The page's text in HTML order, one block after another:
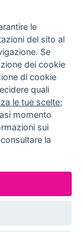
gli ordini
le
del sito al
Se
dei cookie
di cookie
quali
le tue scelte;
momento
sui
la